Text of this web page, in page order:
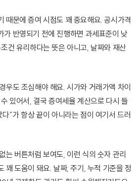
때문에 증여 시점도 꽤 중요해요. 공시가격
가 반영되기 전에 진행하면 과세표준이 낮
건 유리하다는 뜻은 아니고, 날짜와 재산
우도 조심해야 해요. 시가와 거래가액 차이
있어서, 결국 증여세율 계산으로 다시 들
”가 항상 끝이 아니라는 점이 여기서 드러
는 버튼처럼 보여도, 이런 식의 숫자 관리
꽤 도움이 돼요. 날짜, 주기, 누적 기준을 정